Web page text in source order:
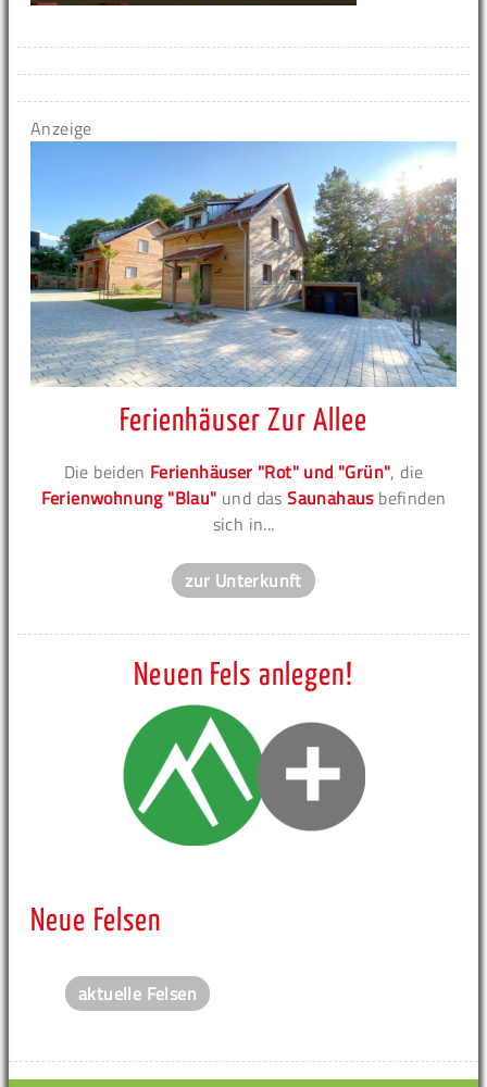
Anzeige
Ferienhäuser Zur Allee
Die beiden Ferienhäuser "Rot" und "Grün", die
Ferienwohnung "Blau" und dasSaunahausbefinden
sich in...
zur Unterkunft
Neuen Fels anlegen!
Neue Felsen
aktuelle Felsen